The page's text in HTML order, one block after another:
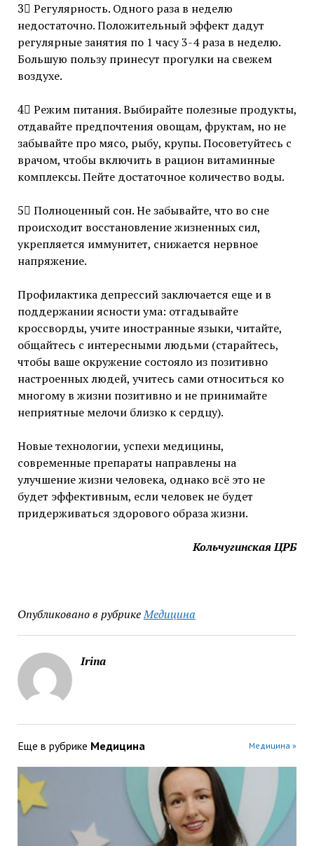
3⃣ Регулярность. Одного раза в неделю
недостаточно. Положительный эффект дадут
регулярные занятия по 1 часу 3-4 раза в неделю.
Большую пользу принесут прогулки на свежем
воздухе.
4⃣ Режим питания. Выбирайте полезные продукты,
отдавайте предпочтения овощам, фруктам, но не
забывайте про мясо, рыбу, крупы. Посоветуйтесь с
врачом, чтобы включить в рацион витаминные
комплексы. Пейте достаточное количество воды.
5⃣ Полноценный сон. Не забывайте, что во сне
происходит восстановление жизненных сил,
укрепляется иммунитет, снижается нервное
напряжение.
Профилактика депрессий заключается еще и в
поддержании ясности ума: отгадывайте
кроссворды, учите иностранные языки, читайте,
общайтесь с интересными людьми (старайтесь,
чтобы ваше окружение состояло из позитивно
настроенных людей, учитесь сами относиться ко
многому в жизни позитивно и не принимайте
неприятные мелочи близко к сердцу).
Новые технологии, успехи медицины,
современные препараты направлены на
улучшение жизни человека, однако всё это не
будет эффективным, если человек не будет
придерживаться здорового образа жизни.
Кольчугинская ЦРБ
Опубликовано в рубрикеМедицина
Irina
Еще в рубрике Медицина Медицина »